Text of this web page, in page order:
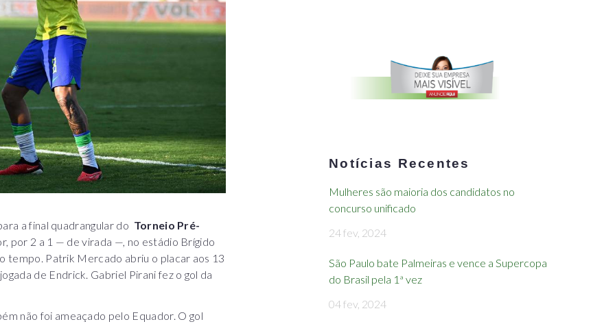
a final quadrangular do Torneio Pré-
por 2 a 1 — de virada —, no estádio Brígido
tempo. Patrik Mercado abriu o placar aos 13
de Endrick. Gabriel Pirani fez o gol da
não foi ameaçado pelo Equador. O gol
Notícias Recentes
Mulheres são maioria dos candidatos no
concurso unificado
24 fev, 2024
São Paulo bate Palmeiras e vence a Supercopa
do Brasil pela 1ª vez
04 fev, 2024